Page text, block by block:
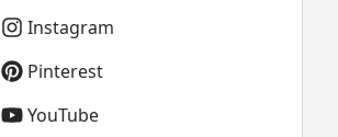
Instagram
Pinterest
YouTube